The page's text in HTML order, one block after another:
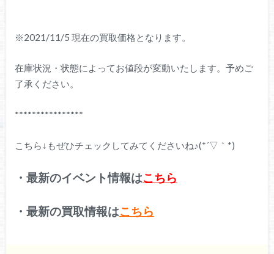
※2021/11/5 現在の買取価格となります。
在庫状況・状態によってお値段が変動いたします。予めご
了承ください。
****************
こちら↓もぜひチェックしてみてくださいね♪(*´▽｀*)
・最新のイベント情報はこちら
・最新の買取情報はこちら